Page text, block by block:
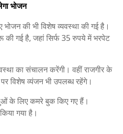
भोजन
की भी विशेष व्यवस्था की गई है।
की गई है, जहां सिर्फ 35 रुपये में भरपेट
का संचालन करेंगी। वहीं राजगीर के
विशेष व्यंजन भी उपलब्ध रहेंगे।
के लिए कमरे बुक किए गए हैं।
गया है।